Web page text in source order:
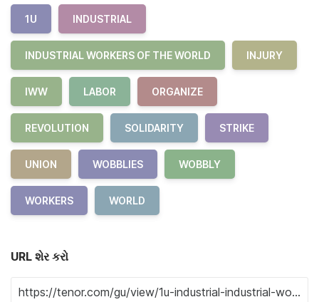
1U INDUSTRIAL
INDUSTRIAL WORKERS OF THE WORLD INJURY
IWW LABOR ORGANIZE
REVOLUTION SOLIDARITY STRIKE
UNION WOBBLIES WOBBLY
WORKERS WORLD
URL શેર કરો